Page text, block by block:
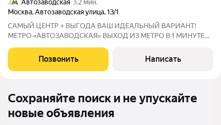
Автозаводская
2 мин.
Москва,Автозаводская улица,13/1
САМЫЙ ЦЕНТР + ВЫГОДА ВАШ ИДЕАЛЬНЫЙ ВАРИАНТ!
МЕТРО «АВТОЗАВОДСКАЯ» ВЫХОД ИЗ МЕТРО В 1 МИНУТЕ
людской поток 24/7 без выходных. Ваши клиенты уже идут
мимо, осталось только открыть двери! ЧТО
Позвонить Написать
Сохраняйте поиск и не упускайте
новые объявления